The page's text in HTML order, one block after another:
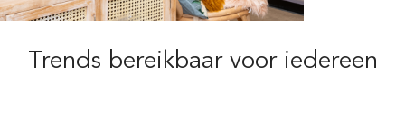
Trends bereikbaar voor iedereen